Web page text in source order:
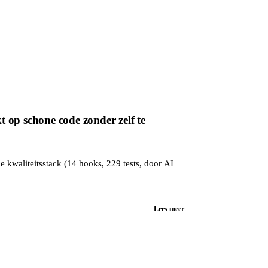
schone code zonder zelf te
kwaliteitsstack (14 hooks, 229 tests, door AI
Lees meer